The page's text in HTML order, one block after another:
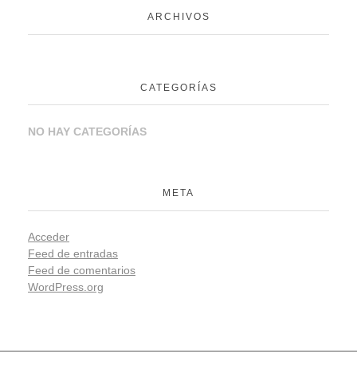
ARCHIVOS
CATEGORÍAS
NO HAY CATEGORÍAS
META
Acceder
Feed de entradas
Feed de comentarios
WordPress.org